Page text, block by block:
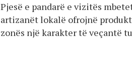
Pjesë e pandarë e vizitës
artizanët lokalë ofrojnë
zonës një karakter të veçantë